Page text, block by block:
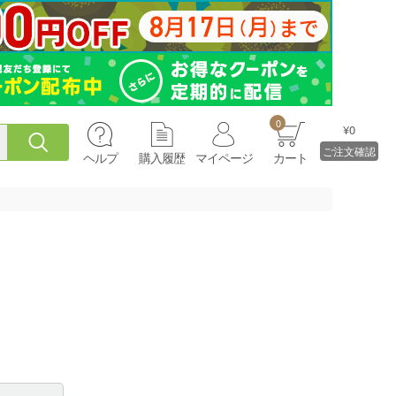
ヘルプ 購入履歴 マイページ
0
カート
¥0
ご注文確認